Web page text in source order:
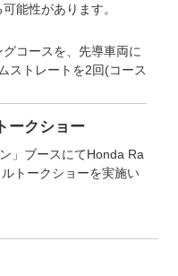
能性があります。
コースを、先導車両に
ストレートを2回(コース
ークショー
」ブースにてHonda Ra
トークショーを実施い